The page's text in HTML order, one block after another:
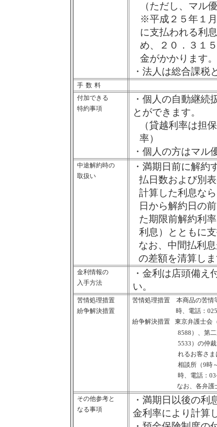
（ただし、マル
※平成２５年１
に支払われる利
め、２０．３１
金がかかります。
・法人は総合課税
手数料
付加できる
特約事項
・個人の自動継続
とができます。
（貸越利率は担
率）
・個人の方はマル
中途解約時の
取扱い
・満期日前に解約
払日数および別
計算した利息な
日から解約日の
た期限前解約利
利息）とともに
なお、中間払利
の差額を清算し
金利情報の
入手方法
・金利は店頭備え
い。
苦情処理措置
紛争解決措置
苦情処理措置
本商品の苦情
時、電話：
紛争解決措置
東京弁護士会
8588 ）、第
5533 ）の仲
れるお客さ
相談所（9時
時、電話：
なお、各弁護
その他参考と
なる事項
・満期日以後の利
金利率により計算